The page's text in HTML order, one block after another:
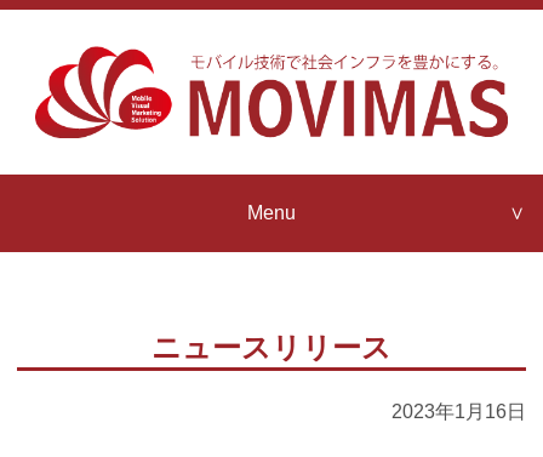
Menu
Contact us
ニュースリリース
2023年1月16日